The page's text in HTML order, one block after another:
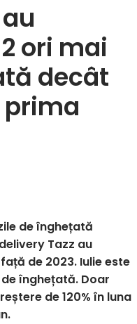
ori mai
decât
de înghețată
Tazz au
de 2023. Iulie este
înghețată. Doar
de 120% în luna